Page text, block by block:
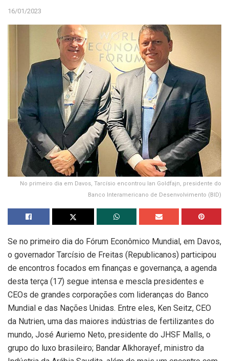
16/01/2023
No primeiro dia em Davos, Tarcísio encontrou lan Goldfajn, presidente do
Banco Interamericano de Desenvolvimento (BID)
Se no primeiro dia do Fórum Econômico Mundial, em Davos,
o governador Tarcísio de Freitas (Republicanos) participou
de encontros focados em finanças e governança, a agenda
desta terça (17) segue intensa e mescla presidentes e
CEOs de grandes corporações com lideranças do Banco
Mundial e das Nações Unidas. Entre eles, Ken Seitz, CEO
da Nutrien, uma das maiores indústrias de fertilizantes do
mundo, José Auriemo Neto, presidente do JHSF Malls, o
grupo do luxo brasileiro; Bandar Alkhorayef, ministro da